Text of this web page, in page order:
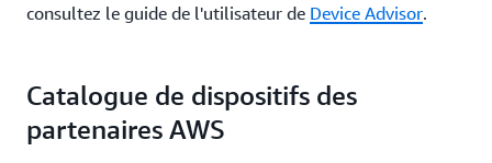
consultez le guide de l'utilisateur de Device Advisor.
Catalogue de dispositifs des
partenaires AWS